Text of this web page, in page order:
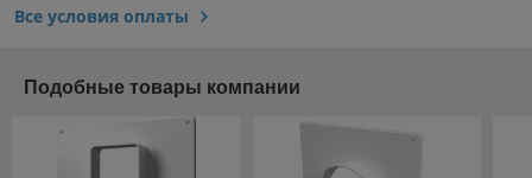
Все условия оплаты
Подобные товары компании